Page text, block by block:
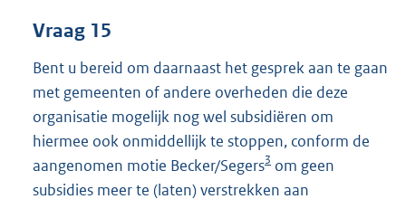
Vraag 15
Bent u bereid om daarnaast het gesprek aan te gaan
met gemeenten of andere overheden die deze
organisatie mogelijk nog wel subsidiëren om
hiermee ook onmiddellijk te stoppen, conform de
aangenomen motie Becker/Segers3 om geen
subsidies meer te (laten) verstrekken aan